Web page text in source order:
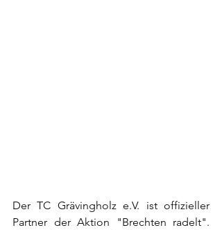
Der TC Grävingholz e.V. ist offizieller
Partner der Aktion "Brechten radelt".